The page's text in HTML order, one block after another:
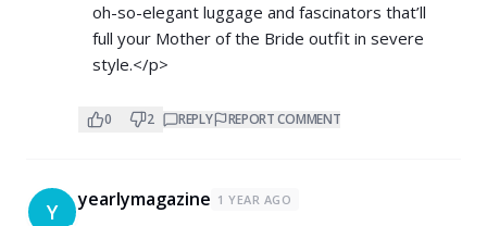
oh-so-elegant luggage and fascinators that’ll
full your Mother of the Bride outfit in severe
style.</p>
0 2 REPLY REPORT COMMENT
Y yearlymagazine 1 YEAR AGO